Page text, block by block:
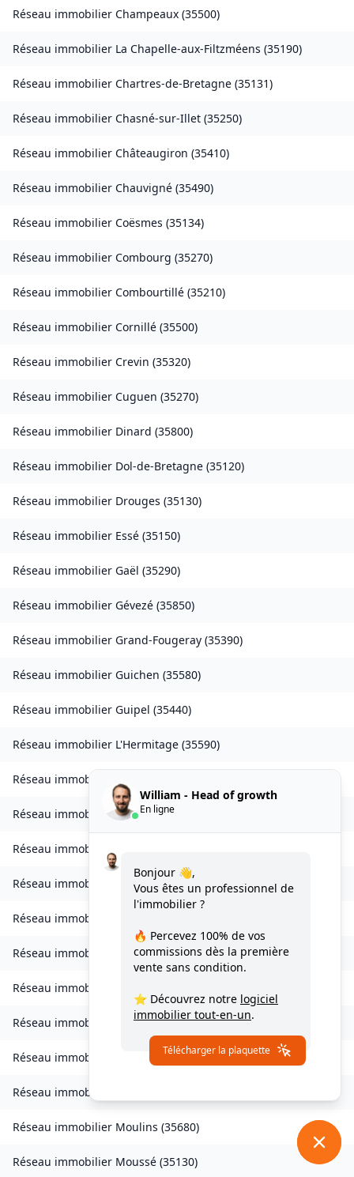
Réseau immobilier Champeaux (35500)
Réseau immobilier La Chapelle-aux-Filtzméens (35190)
Réseau immobilier Chartres-de-Bretagne (35131)
Réseau immobilier Chasné-sur-Illet (35250)
Réseau immobilier Châteaugiron (35410)
Réseau immobilier Chauvigné (35490)
Réseau immobilier Coësmes (35134)
Réseau immobilier Combourg (35270)
Réseau immobilier Combourtillé (35210)
Réseau immobilier Cornillé (35500)
Réseau immobilier Crevin (35320)
Réseau immobilier Cuguen (35270)
Réseau immobilier Dinard (35800)
Réseau immobilier Dol-de-Bretagne (35120)
Réseau immobilier Drouges (35130)
Réseau immobilier Essé (35150)
Réseau immobilier Gaël (35290)
Réseau immobilier Gévezé (35850)
Réseau immobilier Grand-Fougeray (35390)
Réseau immobilier Guichen (35580)
Réseau immobilier Guipel (35440)
Réseau immobilier L'Hermitage (35590)
Réseau immobilier
Réseau immobilierLandavran(
Réseau immobilier
Réseau immobilier Lohéac( 35550)
Réseau immobilier
Réseau immobilier Loutehel(35330)
Réseau immobilier
Réseau immobilier Martigné-Ferchaud(35640
Réseau immobilier Maxent 35380)
Réseau immobilier
Réseau immobilier Moulins (35680)
Réseau immobilier Moussé (35130)
William - Head of growth
En ligne
Bonjour 👋,
Vous êtes un professionnel de
l'immobilier ?
🔥 Percevez 100% de vos
commissions dès la première
vente sans condition.
⭐ Découvrez notre logiciel
immobilier tout-en-un.
Télécharger la plaquette